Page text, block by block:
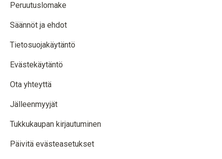
Peruutuslomake
Säännöt ja ehdot
Tietosuojakäytäntö
Evästekäytäntö
Ota yhteyttä
Jälleenmyyjät
Tukkukaupan kirjautuminen
Päivitä evästeasetukset